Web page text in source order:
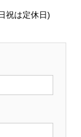
祝は定休日)